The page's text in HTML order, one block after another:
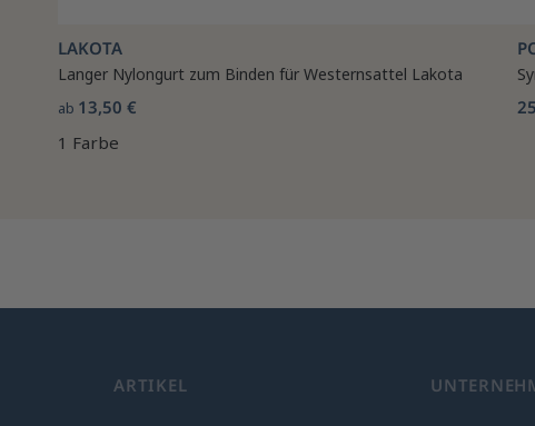
LAKOTA
Langer Nylongurt zum Binden für Westernsattel Lakota
ab 13,50 €
1 Farbe
ARTIKEL